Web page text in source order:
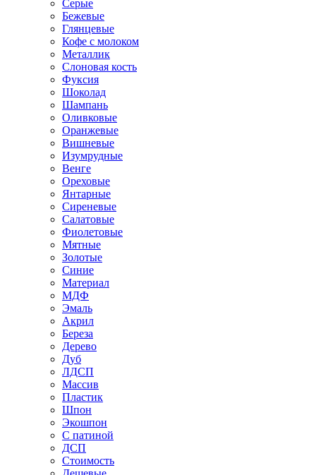
Серые
Бежевые
Глянцевые
Кофе с молоком
Металлик
Слоновая кость
Фуксия
Шоколад
Шампань
Оливковые
Оранжевые
Вишневые
Изумрудные
Венге
Ореховые
Янтарные
Сиреневые
Салатовые
Фиолетовые
Мятные
Золотые
Синие
Материал
МДФ
Эмаль
Акрил
Береза
Дерево
Дуб
ЛДСП
Массив
Пластик
Шпон
Экошпон
С патиной
ДСП
Стоимость